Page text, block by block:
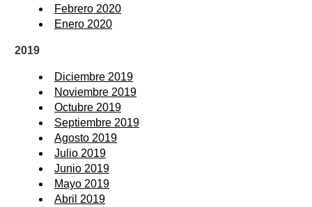
Febrero 2020
Enero 2020
2019
Diciembre 2019
Noviembre 2019
Octubre 2019
Septiembre 2019
Agosto 2019
Julio 2019
Junio 2019
Mayo 2019
Abril 2019